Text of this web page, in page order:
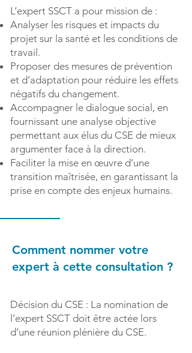
L’expert SSCT a pour mission de :
Analyser les risques et impacts du
projet sur la santé et les conditions de
travail.
Proposer des mesures de prévention
et d’adaptation pour réduire les effets
négatifs du changement.
Accompagner le dialogue social, en
fournissant une analyse objective
permettant aux élus du CSE de mieux
argumenter face à la direction.
Faciliter la mise en œuvre d’une
transition maîtrisée, en garantissant la
prise en compte des enjeux humains.
Comment nommer votre
expert à cette consultation ?
Décision du CSE : La nomination de
l’expert SSCT doit être actée lors
d’une réunion plénière du CSE.